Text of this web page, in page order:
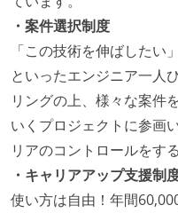
・案件選択制度
「この技術を伸ばしたい
といったエンジニア一人
リングの上、様々な案件
いくプロジェクトに参画
リアのコントロールをす
・キャリアアップ支援制
使い方は自由！年間